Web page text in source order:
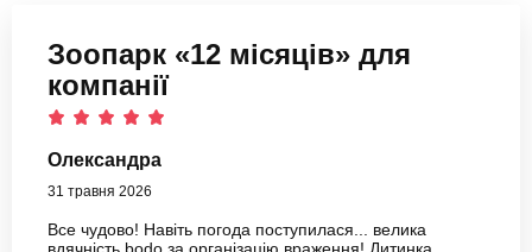
Зоопарк «12 місяців» для
компанії
Олександра
31 травня 2026
Все чудово! Навіть погода поступилася... велика